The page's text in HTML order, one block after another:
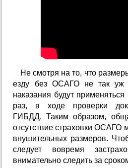
Не смотря на то, что
езду без ОСАГО не так уж
наказания будут
раз, в ходе проверки
ГИБДД. Таким образом,
отсутствие страховки ОСАГО
внушительных размеров.
следует вовремя
внимательно следить за